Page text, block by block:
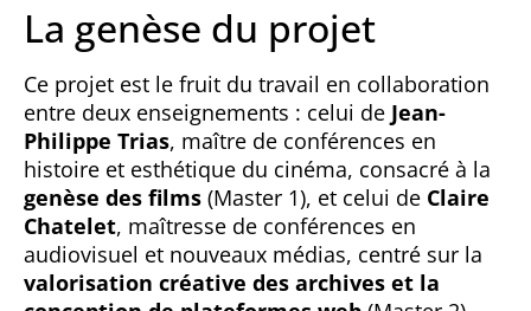
La genèse du projet
Ce projet est le fruit du travail en collaboration
entre deux enseignements : celui de Jean-
Philippe Trias, maître de conférences en
histoire et esthétique du cinéma, consacré à la
genèse des films (Master 1), et celui de Claire
Chatelet, maîtresse de conférences en
audiovisuel et nouveaux médias, centré sur la
valorisation créative des archives et la